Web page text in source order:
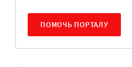
ПОМОЧЬ ПОРТАЛУ